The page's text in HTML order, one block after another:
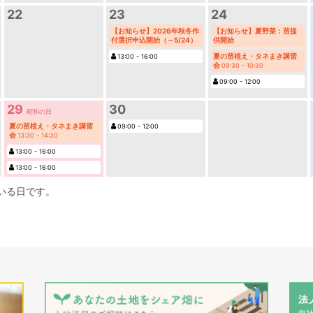
22 23
【お知らせ】2026年秋冬作
付選択申込開始（～5/24）
13:00 - 16:00
24
【お知らせ】夏野菜：苗提
供開始
夏の苗植え・タネまき講習
会09:30 - 10:30
09:00 - 12:00
29 昭和の日
夏の苗植え・タネまき講習
会13:30 - 14:30
13:00 - 16:00
13:00 - 16:00
30
09:00 - 12:00
日です。